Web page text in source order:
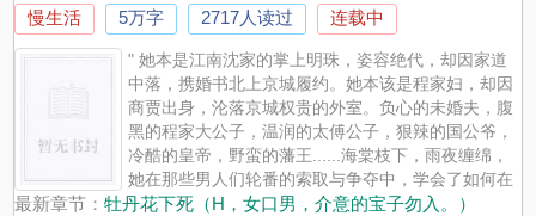
慢生活 5万字 2717人读过 连载中
" 她本是江南沈家的掌上明珠，姿容绝代，却因家道
中落，携婚书北上京城履约。她本该是程家妇，却因
商贾出身，沦落京城权贵的外室。负心的未婚夫，腹
黑的程家大公子，温润的太傅公子，狠辣的国公爷，
冷酷的皇帝，野蛮的藩王......海棠枝下，雨夜缠绵，
她在那些男人们轮番的索取与争夺中，学会了如何在
欲望里生存，也学会了如何将曾经的羞辱，慢慢化作自己的筹码。这
最新章节：牡丹花下死（H，女口男，介意的宝子勿入。）